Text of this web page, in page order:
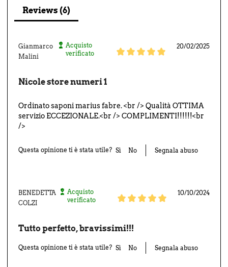
Reviews (6)
Gianmarco
Malini
Acquisto
verificato
20/02/2025
Nicole store numeri 1
Ordinato saponi marius fabre. <br /> Qualità OTTIMA
servizio ECCEZIONALE.<br /> COMPLIMENTI!!!!!!<br
/>
Questa opinione ti è stata utile? Sì No Segnala abuso
BENEDETTA
COLZI
Acquisto
verificato
10/10/2024
Tutto perfetto, bravissimi!!!
Questa opinione ti è stata utile? Sì No Segnala abuso